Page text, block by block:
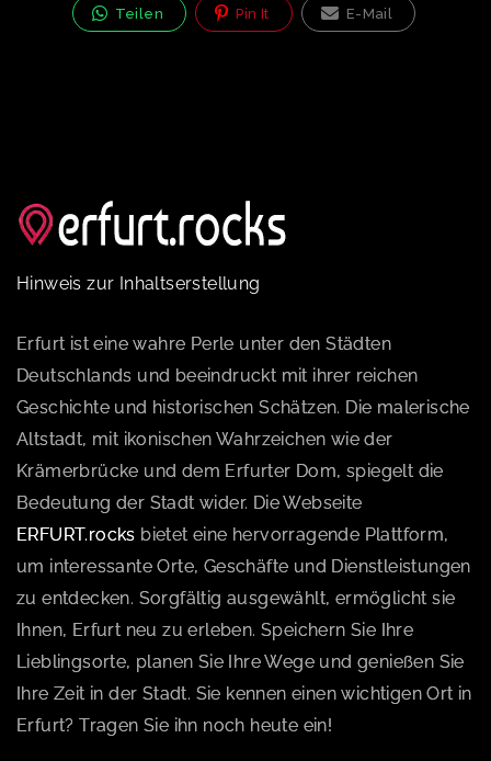
Teilen Pin It E-Mail
Hinweis zur Inhaltserstellung
Erfurt ist eine wahre Perle unter den Städten
Deutschlands und beeindruckt mit ihrer reichen
Geschichte und historischen Schätzen. Die malerische
Altstadt, mit ikonischen Wahrzeichen wie der
Krämerbrücke und dem Erfurter Dom, spiegelt die
Bedeutung der Stadt wider. Die Webseite
ERFURT.rocks bietet eine hervorragende Plattform,
um interessante Orte, Geschäfte und Dienstleistungen
zu entdecken. Sorgfältig ausgewählt, ermöglicht sie
Ihnen, Erfurt neu zu erleben. Speichern Sie Ihre
Lieblingsorte, planen Sie Ihre Wege und genießen Sie
Ihre Zeit in der Stadt. Sie kennen einen wichtigen Ort in
Erfurt? Tragen Sie ihn noch heute ein!